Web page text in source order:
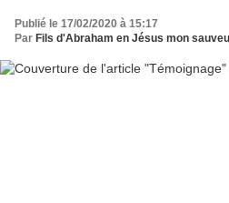
Publié le 17/02/2020 à 15:17
Par Fils d'Abraham en Jésus mon